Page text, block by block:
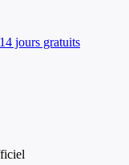
14 jours gratuits